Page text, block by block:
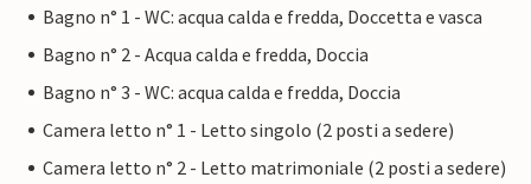
Bagno n° 1 - WC: acqua calda e fredda, Doccetta e vasca
Bagno n° 2 - Acqua calda e fredda, Doccia
Bagno n° 3 - WC: acqua calda e fredda, Doccia
Camera letto n° 1 - Letto singolo (2 posti a sedere)
Camera letto n° 2 - Letto matrimoniale (2 posti a sedere)